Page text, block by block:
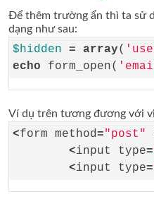
Để thêm trường ẩn thì ta sử
dạng như sau:
$hidden = array(
echo form_open(
Ví dụ trên tương đương với
<form method="post"
<input type=
<input type=